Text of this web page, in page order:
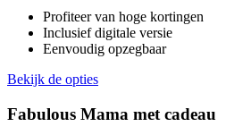
Profiteer van hoge kortingen
Inclusief digitale versie
Eenvoudig opzegbaar
Bekijk de opties
Fabulous Mama met cadeau